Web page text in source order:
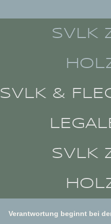
SVLK
SVLK &
SVLK
Verantwortung beginnt bei